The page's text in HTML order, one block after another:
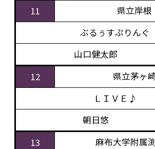
11
県立岸根
ぶるぅすぷりんぐ
山口健太郎
12
県立茅ヶ
ＬＩＶＥ♪
朝日悠
13
麻布大学附属